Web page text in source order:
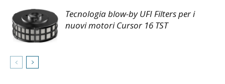
Tecnologia blow-by UFI Filters per i
nuovi motori Cursor 16 TST